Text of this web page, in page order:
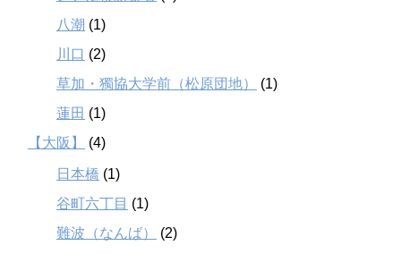
八潮 (1)
川口 (2)
草加・獨協大学前（松原団地）
(1)
蓮田 (1)
【大阪】
(4)
日本橋 (1)
谷町六丁目 (1)
難波（なんば）
(2)